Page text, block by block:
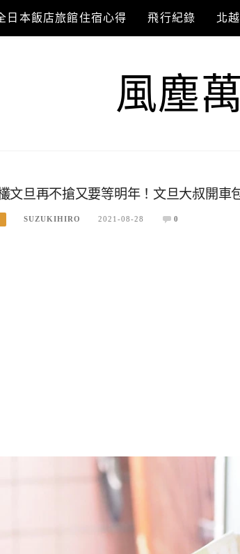
日本飯店旅館住宿心得 飛行紀錄 北
風塵
文旦再不搶又要等明年！文旦大叔開車
SUZUKIHIRO 2021-08-28 0